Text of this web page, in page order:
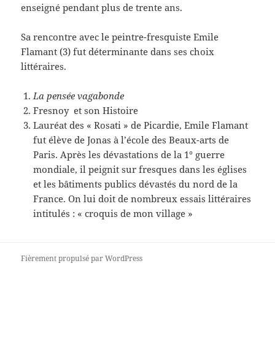
enseigné pendant plus de trente ans.
Sa rencontre avec le peintre-fresquiste Emile
Flamant (3) fut déterminante dans ses choix
littéraires.
La pensée vagabonde
Fresnoy et son Histoire
Lauréat des « Rosati » de Picardie, Emile Flamant
fut élève de Jonas à l’école des Beaux-arts de
Paris. Après les dévastations de la 1° guerre
mondiale, il peignit sur fresques dans les églises
et les bâtiments publics dévastés du nord de la
France. On lui doit de nombreux essais littéraires
intitulés : « croquis de mon village »
Fièrement propulsé par WordPress